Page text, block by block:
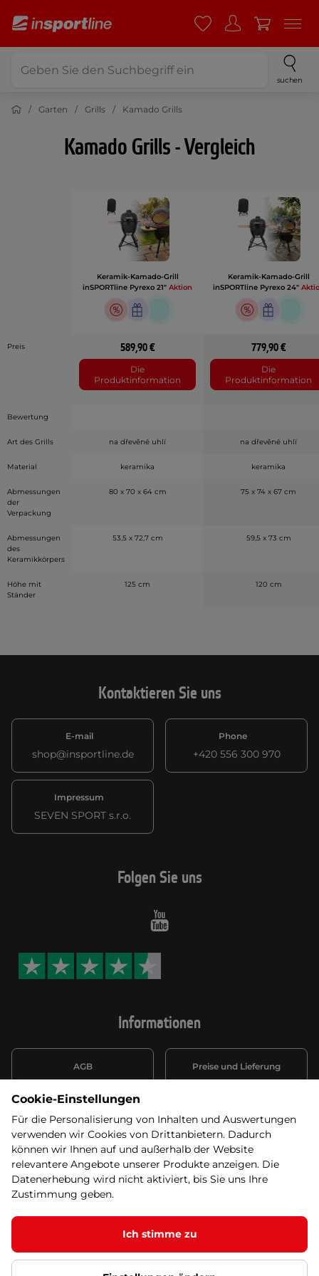
suchen
Garten Grills Kamado Grills
Kamado Grills - Vergleich
Keramik-Kamado-Grill
inSPORTline Pyrexo 21" Aktion
Keramik-Kamado-Grill
inSPORTline Pyrexo 24"
Preis 589,90 €
Die
Produktinformation
779,90 €
Die
Produktinformation
Bewertung
Art des Grills na dřevěné uhlí na dřevěné uhlí
Material keramika keramika
Abmessungen
der
Verpackung
80 x 70 x 64 cm 75 x 74 x 67 cm
Abmessungen
des
Keramikkörpers
53,5 x 72,7 cm 59,5 x 73 cm
Höhe mit
Ständer
125 cm 120 cm
Kontaktieren Sie uns
E-mail
shop@insportline.de
Phone
+420 556 300 970
Impressum
SEVEN SPORT s.r.o.
Informationen
AGB Preise und Lieferung
Datenschutzerklärung
DSGVO
Wiederufsbelehrung mit Link
Batterieentsorgung
Informationen zu Elektro-
und Elektonikgeräten
Folgen Sie uns
Youtube
Cookie-Einstellungen
Für die Personalisierung von Inhalten und Auswertungen
verwenden wir Cookies von Drittanbietern. Dadurch
können wir Ihnen auf und außerhalb der Website
relevantere Angebote unserer Produkte anzeigen. Die
Datenerhebung wird nicht aktiviert, bis Sie uns Ihre
Zustimmung geben.
Ich stimme zu